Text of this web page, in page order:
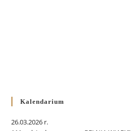
Kalendarium
26.03.2026 r.